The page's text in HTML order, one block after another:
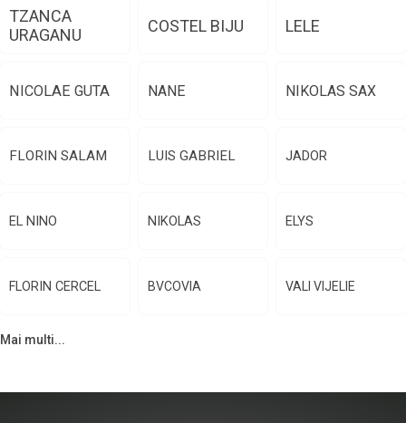
TZANCA
URAGANU
COSTEL BIJU LELE
NICOLAE GUTA NANE NIKOLAS SAX
FLORIN SALAM LUIS GABRIEL JADOR
EL NINO NIKOLAS ELYS
FLORIN CERCEL BVCOVIA VALI VIJELIE
Mai multi...